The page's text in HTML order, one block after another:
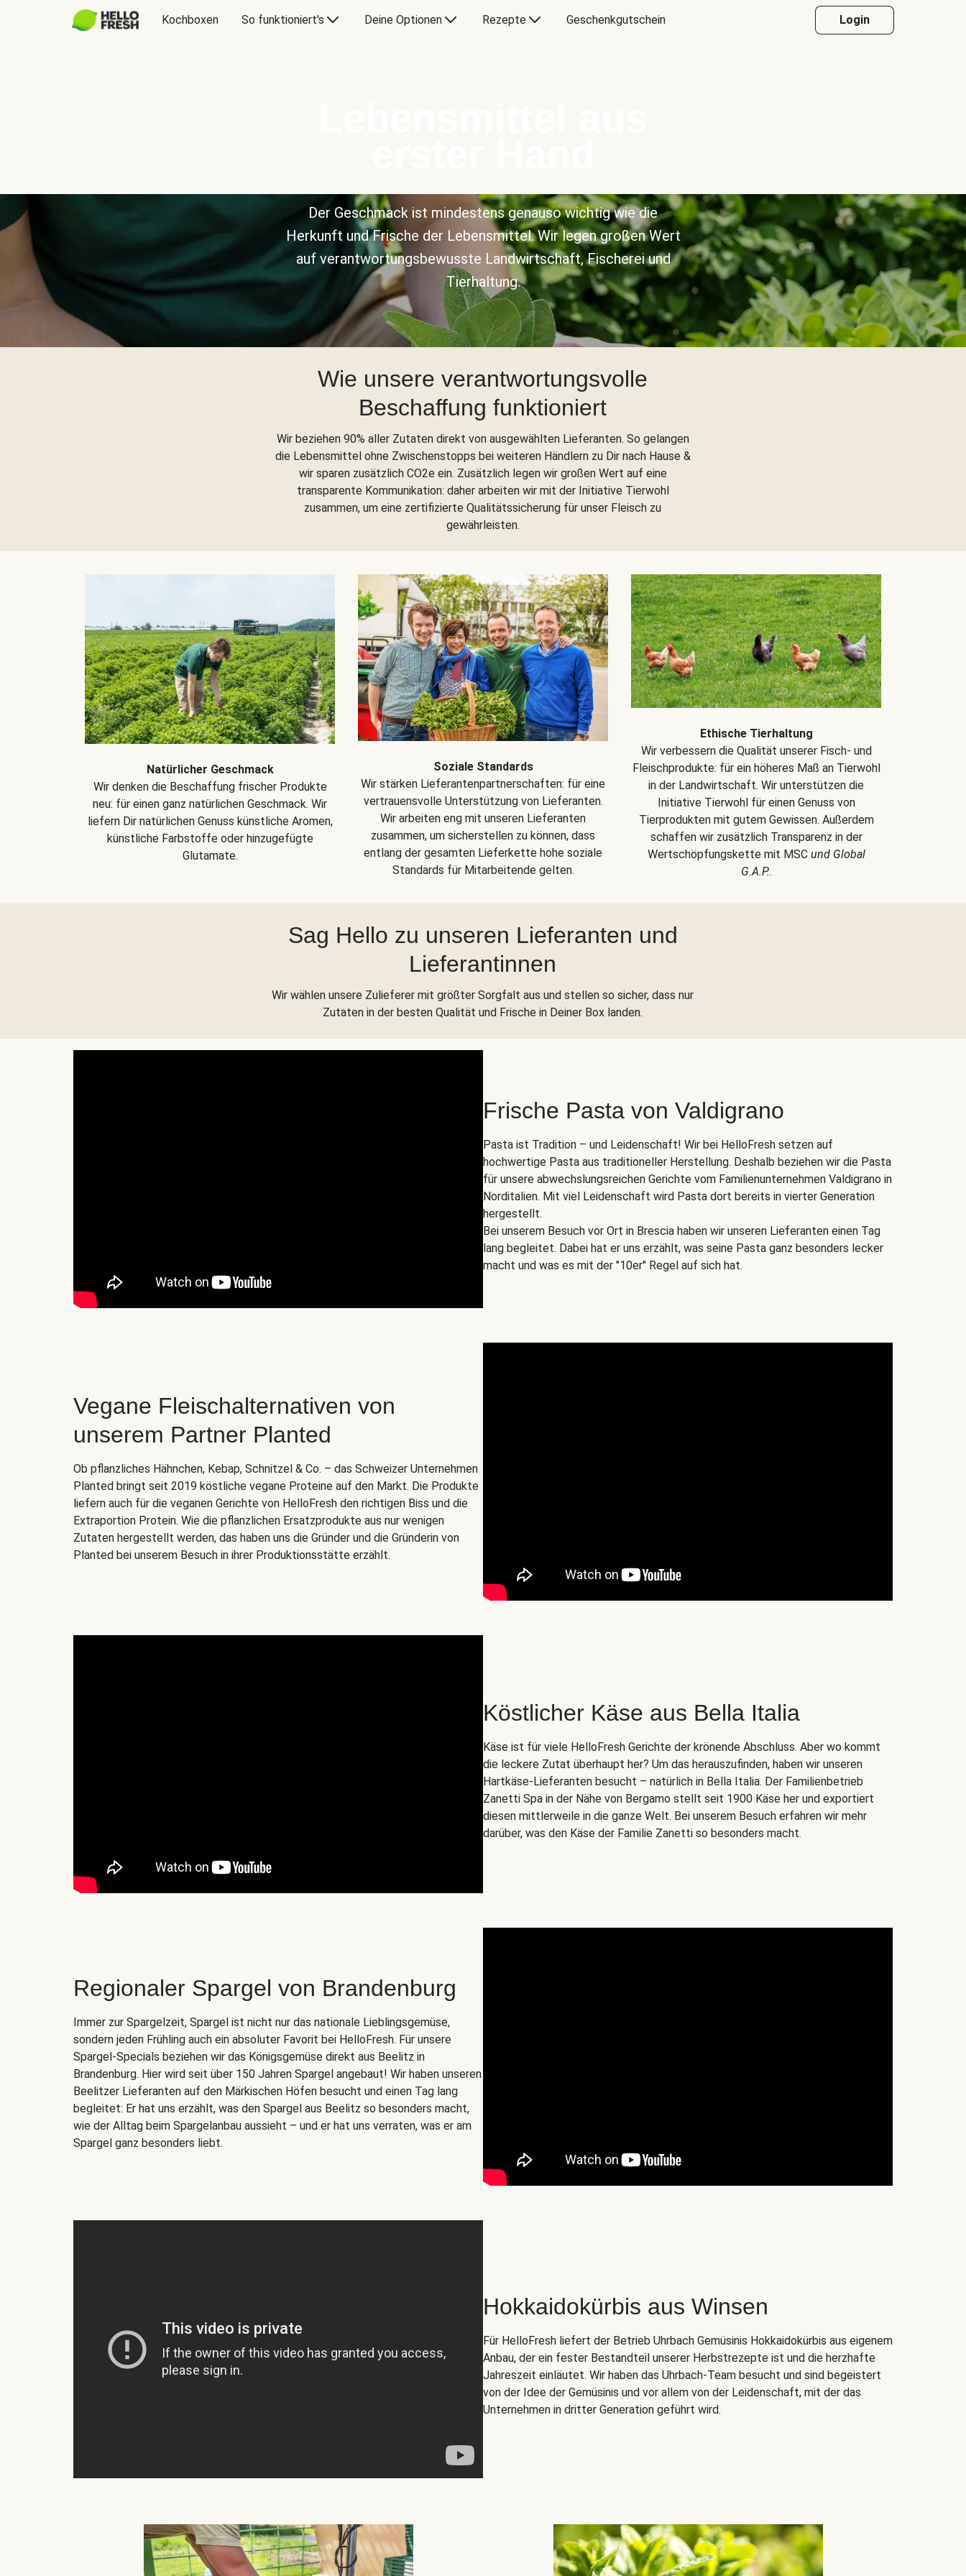
Kochboxen So funktioniert's Deine Optionen Rezepte Geschenkgutschein Login
Der Geschmack ist mindestens genauso wichtig wie die
Herkunft und Frische der Lebensmittel. Wir legen großen Wert
auf verantwortungsbewusste Landwirtschaft, Fischerei und
Tierhaltung.
Wie unsere verantwortungsvolle
Beschaffung funktioniert
Wir beziehen 90% aller Zutaten direkt von ausgewählten Lieferanten. So gelangen
die Lebensmittel ohne Zwischenstopps bei weiteren Händlern zu Dir nach Hause &
wir sparen zusätzlich CO2e ein. Zusätzlich legen wir großen Wert auf eine
transparente Kommunikation: daher arbeiten wir mit der Initiative Tierwohl
zusammen, um eine zertifizierte Qualitätssicherung für unser Fleisch zu
gewährleisten.
Natürlicher Geschmack
Wir denken die Beschaffung frischer Produkte
neu: für einen ganz natürlichen Geschmack. Wir
liefern Dir natürlichen Genuss künstliche Aromen,
künstliche Farbstoffe oder hinzugefügte
Glutamate.
Soziale Standards
Wir stärken Lieferantenpartnerschaften: für eine
vertrauensvolle Unterstützung von Lieferanten.
Wir arbeiten eng mit unseren Lieferanten
zusammen, um sicherstellen zu können, dass
entlang der gesamten Lieferkette hohe soziale
Standards für Mitarbeitende gelten.
Ethische Tierhaltung
Wir verbessern die Qualität unserer Fisch- und
Fleischprodukte: für ein höheres Maß an Tierwohl
in der Landwirtschaft. Wir unterstützen die
Initiative Tierwohl für einen Genuss von
Tierprodukten mit gutem Gewissen. Außerdem
schaffen wir zusätzlich Transparenz in der
Wertschöpfungskette mit MSCund Global
G.A.P..
Sag Hello zu unseren Lieferanten und
Lieferantinnen
Wir wählen unsere Zulieferer mit größter Sorgfalt aus und stellen so sicher, dass nur
Zutaten in der besten Qualität und Frische in Deiner Box landen.
Frische Pasta von Valdigrano
Pasta ist Tradition – und Leidenschaft! Wir bei HelloFresh setzen auf
hochwertige Pasta aus traditioneller Herstellung. Deshalb beziehen wir die Pasta
für unsere abwechslungsreichen Gerichte vom Familienunternehmen Valdigrano in
Norditalien. Mit viel Leidenschaft wird Pasta dort bereits in vierter Generation
hergestellt.
Bei unserem Besuch vor Ort in Brescia haben wir unseren Lieferanten einen Tag
lang begleitet. Dabei hat er uns erzählt, was seine Pasta ganz besonders lecker
macht und was es mit der "10er" Regel auf sich hat.
Vegane Fleischalternativen von
unserem Partner Planted
Ob pflanzliches Hähnchen, Kebap, Schnitzel & Co. – das Schweizer Unternehmen
Planted bringt seit 2019 köstliche vegane Proteine auf den Markt. Die Produkte
liefern auch für die veganen Gerichte von HelloFresh den richtigen Biss und die
Extraportion Protein. Wie die pflanzlichen Ersatzprodukte aus nur wenigen
Zutaten hergestellt werden, das haben uns die Gründer und die Gründerin von
Planted bei unserem Besuch in ihrer Produktionsstätte erzählt.
Köstlicher Käse aus Bella Italia
Käse ist für viele HelloFresh Gerichte der krönende Abschluss. Aber wo kommt
die leckere Zutat überhaupt her? Um das herauszufinden, haben wir unseren
Hartkäse-Lieferanten besucht – natürlich in Bella Italia. Der Familienbetrieb
Zanetti Spa in der Nähe von Bergamo stellt seit 1900 Käse her und exportiert
diesen mittlerweile in die ganze Welt. Bei unserem Besuch erfahren wir mehr
darüber, was den Käse der Familie Zanetti so besonders macht.
Regionaler Spargel von Brandenburg
Immer zur Spargelzeit, Spargel ist nicht nur das nationale Lieblingsgemüse,
sondern jeden Frühling auch ein absoluter Favorit bei HelloFresh. Für unsere
Spargel-Specials beziehen wir das Königsgemüse direkt aus Beelitz in
Brandenburg. Hier wird seit über 150 Jahren Spargel angebaut! Wir haben unseren
Beelitzer Lieferanten auf den Märkischen Höfen besucht und einen Tag lang
begleitet: Er hat uns erzählt, was den Spargel aus Beelitz so besonders macht,
wie der Alltag beim Spargelanbau aussieht – und er hat uns verraten, was er am
Spargel ganz besonders liebt.
Hokkaidokürbis aus Winsen
Für HelloFresh liefert der Betrieb Uhrbach Gemüsinis Hokkaidokürbis aus eigenem
Anbau, der ein fester Bestandteil unserer Herbstrezepte ist und die herzhafte
Jahreszeit einläutet. Wir haben das Uhrbach-Team besucht und sind begeistert
von der Idee der Gemüsinis und vor allem von der Leidenschaft, mit der das
Unternehmen in dritter Generation geführt wird.